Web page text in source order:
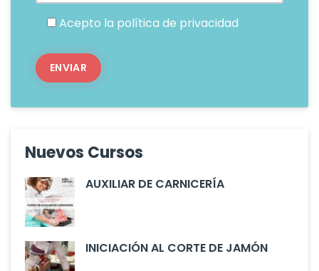
Acepto la política de privacidad
Nuevos Cursos
AUXILIAR DE CARNICERÍA
INICIACIÓN AL CORTE DE JAMÓN